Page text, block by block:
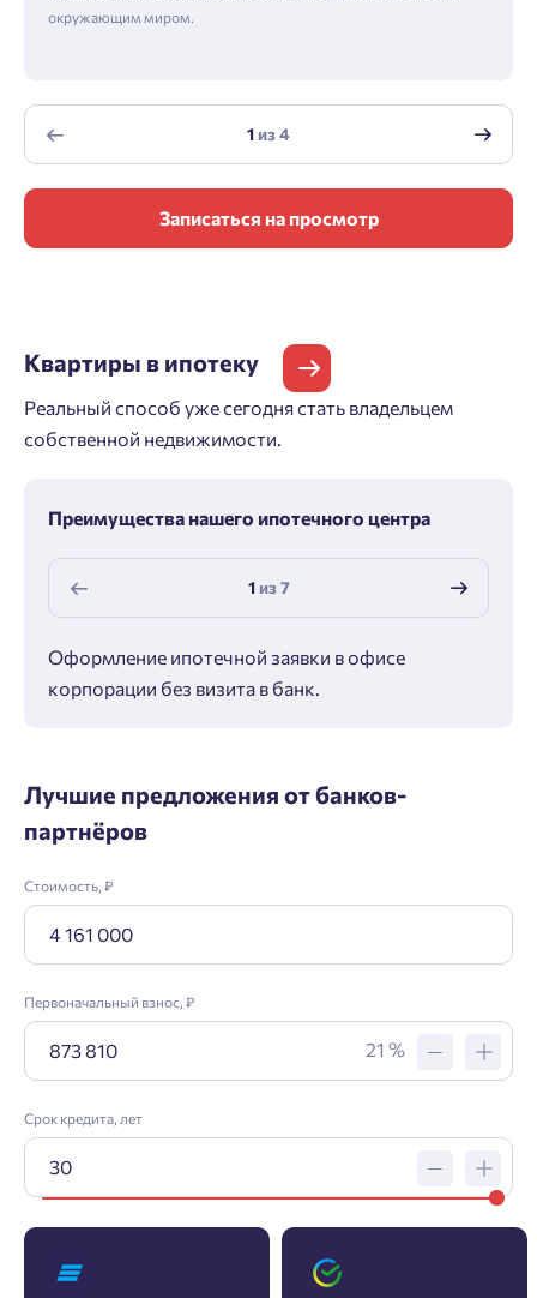
окружающим миром.
1из4
Записаться на просмотр
Квартиры в ипотеку
Реальный способ уже сегодня стать владельцем
собственной недвижимости.
Преимущества нашего ипотечного центра
1из7
Оформление ипотечной заявки в офисе
корпорации без визита в банк.
Лучшие предложения от банков-
партнёров
Стоимость, ₽
Первоначальный взнос, ₽
21 %
Срок кредита, лет
Пожалуйста, оставьте ваши контакты и мы вам